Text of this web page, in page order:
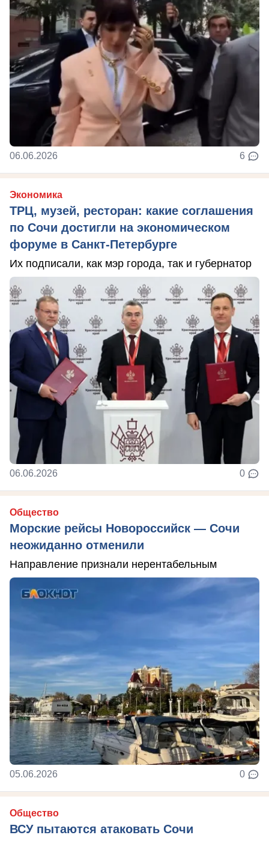
06.06.2026 6
Экономика
ТРЦ, музей, ресторан: какие соглашения
по Сочи достигли на экономическом
форуме в Санкт-Петербурге
Их подписали, как мэр города, так и губернатор
06.06.2026 0
Общество
Морские рейсы Новороссийск — Сочи
неожиданно отменили
Направление признали нерентабельным
05.06.2026 0
Общество
ВСУ пытаются атаковать Сочи